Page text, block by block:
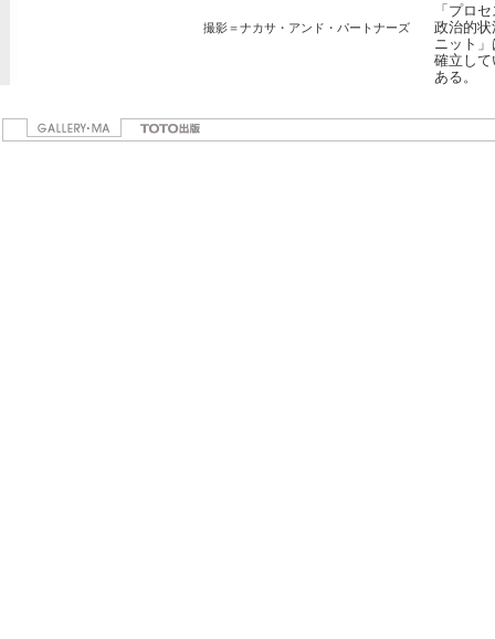
撮影＝ナカサ・アンド・パートナーズ
「プロ
政治的
ニット
確立し
ある。